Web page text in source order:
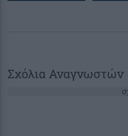
Σχόλια Αναγνωστών